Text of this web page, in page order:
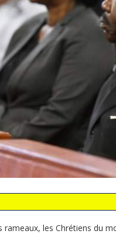
rameaux, les Chrétiens du